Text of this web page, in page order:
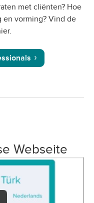
met cliënten? Hoe
en vorming? Vind de
Webseite